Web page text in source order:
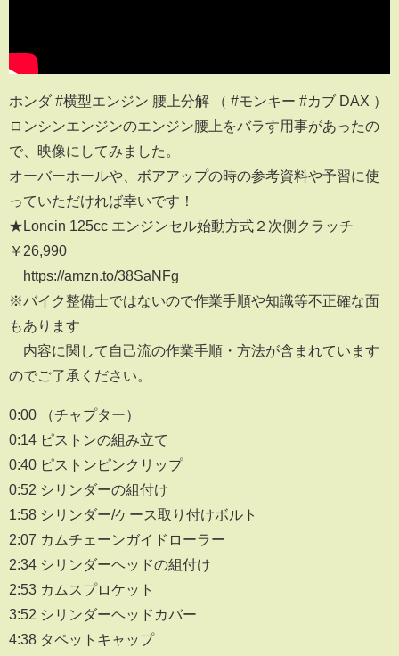
ホンダ #横型エンジン 腰上分解 （ #モンキー #カブ DAX ）
ロンシンエンジンのエンジン腰上をバラす用事があったの
で、映像にしてみました。
オーバーホールや、ボアアップの時の参考資料や予習に使
っていただければ幸いです！
★Loncin 125cc エンジンセル始動方式２次側クラッチ
￥26,990
https://amzn.to/38SaNFg
※バイク整備士ではないので作業手順や知識等不正確な面
もあります
内容に関して自己流の作業手順・方法が含まれています
のでご了承ください。
0:00 （チャプター）
0:14 ピストンの組み立て
0:40 ピストンピンクリップ
0:52 シリンダーの組付け
1:58 シリンダー/ケース取り付けボルト
2:07 カムチェーンガイドローラー
2:34 シリンダーヘッドの組付け
2:53 カムスプロケット
3:52 シリンダーヘッドカバー
4:38 タペットキャップ